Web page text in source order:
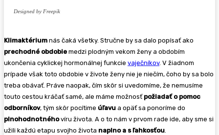
Designed by Freepik
Klimaktérium nás čaká všetky. Stručne by sa dalo popísať ako
prechodné obdobie medzi plodným vekom ženy a obdobím
ukončenia cyklickej hormonálnej funkcie vaječníkov. V žiadnom
prípade však toto obdobie v živote ženy nie je niečím, čoho by sa bolo
treba obávať. Práve naopak, čím skôr si uvedomíme, že nemusíme
touto cestou kráčať samé, ale máme možnosť požiadať o pomoc
odborníkov, tým skôr pocítime úľavu a opäť sa ponoríme do
plnohodnotnéhovíru života. A o to nám v prvom rade ide, aby sme si
užili každú etapu svojho života naplno a s ľahkosťou.